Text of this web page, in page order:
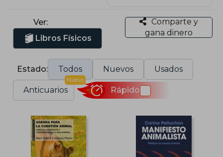
Ver:
Libros Físicos
Comparte y
gana dinero
Estado: Todos Nuevos Usados
Anticuarios
Nuevo
Rápido